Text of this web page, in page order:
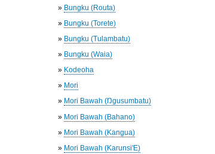
» Bungku (Routa)
» Bungku (Torete)
» Bungku (Tulambatu)
» Bungku (Waia)
» Kodeoha
» Mori
» Mori Bawah (Ŋgusumbatu)
» Mori Bawah (Bahano)
» Mori Bawah (Kangua)
» Mori Bawah (Karunsi'E)